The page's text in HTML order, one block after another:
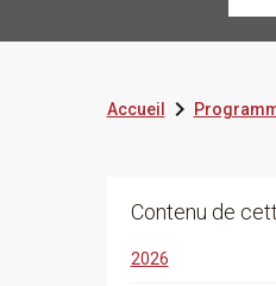
Accueil 
Contenu de
2026